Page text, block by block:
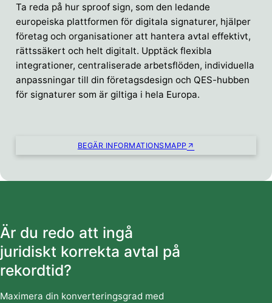
Ta reda på hur sproof sign, som den ledande
europeiska plattformen för digitala signaturer, hjälper
företag och organisationer att hantera avtal effektivt,
rättssäkert och helt digitalt. Upptäck flexibla
integrationer, centraliserade arbetsflöden, individuella
anpassningar till din företagsdesign och QES-hubben
för signaturer som är giltiga i hela Europa.
BEGÄR INFORMATIONSMAPP
Är du redo att ingå
juridiskt korrekta avtal på
rekordtid?
Maximera din konverteringsgrad med